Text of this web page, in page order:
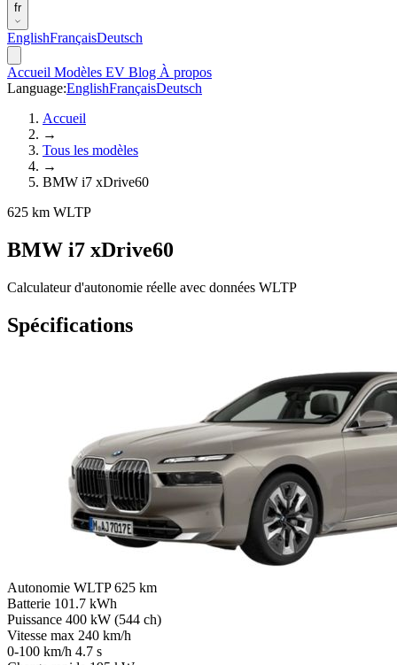
fr
EnglishFrançaisDeutsch
Accueil Modèles EV Blog À propos
Language:EnglishFrançaisDeutsch
Accueil
→
Tous les modèles
→
BMW i7 xDrive60
625 km WLTP
BMW i7 xDrive60
Calculateur d'autonomie réelle avec données WLTP
Spécifications
Autonomie WLTP 625 km
Batterie 101.7 kWh
Puissance 400 kW (544 ch)
Vitesse max 240 km/h
0-100 km/h 4.7 s